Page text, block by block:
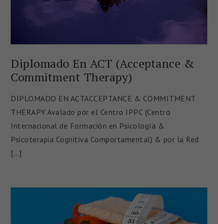
Diplomado En ACT (Acceptance &
Commitment Therapy)
DIPLOMADO EN ACTACCEPTANCE & COMMITMENT
THERAPY Avalado por el Centro IPPC (Centro
Internacional de Formación en Psicología &
Psicoterapia Cognitiva Comportamental) & por la Red
[…]